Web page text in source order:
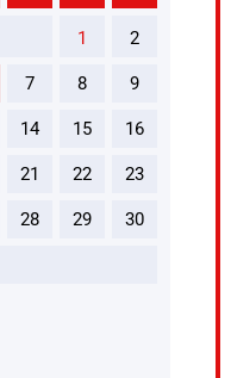
1 2
7 8 9
14 15 16
21 22 23
28 29 30